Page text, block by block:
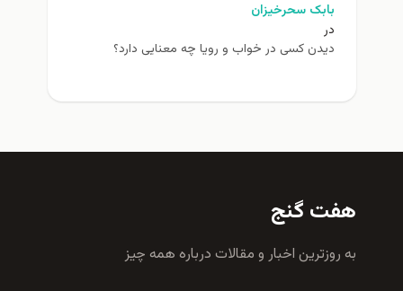
بابک سحرخیزان
در
دیدن کسی در خواب و رویا چه معنایی دارد؟
هفت گنج
به روزترين اخبار و مقالات درباره همه چيز